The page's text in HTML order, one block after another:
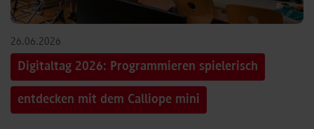
26.06.2026
Digitaltag 2026: Programmieren spielerisch
entdecken mit dem Calliope mini